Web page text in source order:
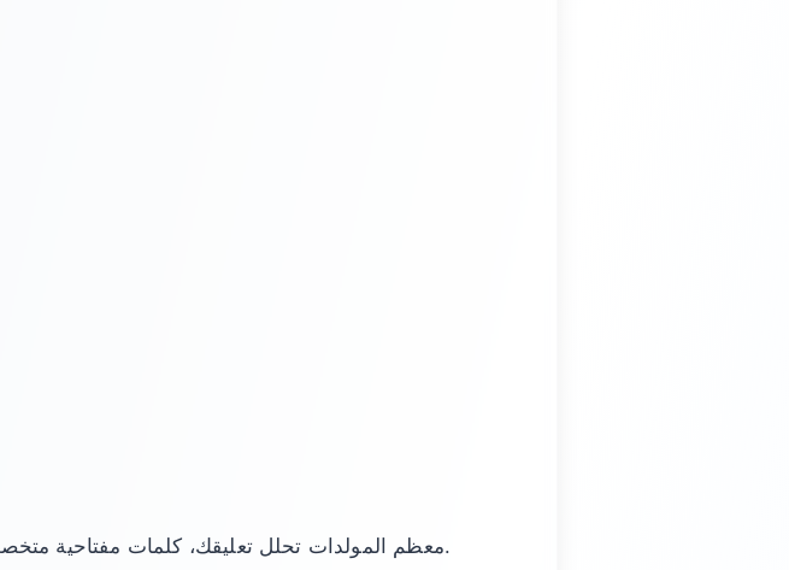
معظم المولدات تحلل تعليقك، كلمات مفتاحية متخصصة، أو صور عينة وتقترح علامات ذات صلة حسب الشعبية.